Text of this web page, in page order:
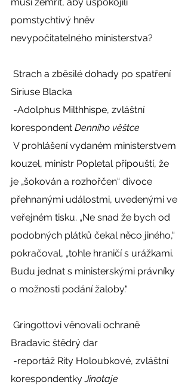
pomstychtivý hněv
nevypočitatelného ministerstva?
Siriuse Blacka
korespondent Denního věštce
kouzel, ministr Popletal připouští, že
je „šokován a rozhořčen“ divoce
přehnanými událostmi, uvedenými ve
veřejném tisku. „Ne snad že bych od
podobných plátků čekal něco jiného,“
pokračoval, „tohle hraničí s urážkami.
Budu jednat s ministerskými právníky
o možnosti podání žaloby.“
Bradavic štědrý dar
korespondentky Jinotaje